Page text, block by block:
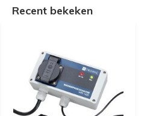
Recent bekeken